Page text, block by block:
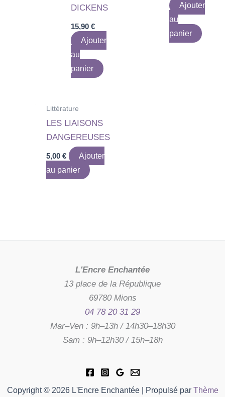
DICKENS
15,90€
Ajouter
au
panier
Ajouter
au
panier
Littérature
LES LIAISONS
DANGEREUSES
5,00€
Ajouter
au panier
L'Encre Enchantée
13 place de la République
69780 Mions
04 78 20 31 29
Mar–Ven : 9h–13h / 14h30–18h30
Sam : 9h–12h30 / 15h–18h
Copyright © 2026 L'Encre Enchantée | Propulsé par Thème